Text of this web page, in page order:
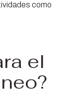
como
el